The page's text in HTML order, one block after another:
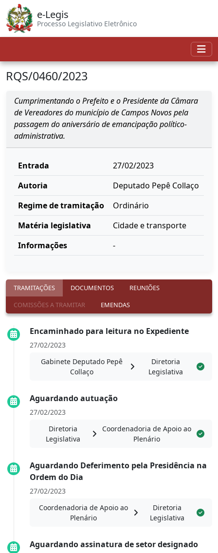
e-Legis
Processo Legislativo Eletrônico
RQS/0460/2023
Cumprimentando o Prefeito e o Presidente da Câmara
de Vereadores do município de Campos Novos pela
passagem do aniversário de emancipação político-
administrativa.
Entrada
27/02/2023
Autoria
Deputado Pepê Collaço
Regime de tramitação
Ordinário
Matéria legislativa
Cidade e transporte
Informações
-
TRAMITAÇÕES DOCUMENTOS
REUNIÕES
COMISSÕES A TRAMITAR
EMENDAS
Encaminhado para leitura no Expediente
27/02/2023
Gabinete Deputado Pepê
Collaço
Diretoria
Legislativa
Aguardando autuação
27/02/2023
Diretoria
Legislativa
Coordenadoria de Apoio ao
Plenário
Aguardando Deferimento pela Presidência na
Ordem do Dia
27/02/2023
Coordenadoria de Apoio ao
Plenário
Diretoria
Legislativa
Aguardando assinatura de setor designado